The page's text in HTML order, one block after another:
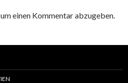
um einen Kommentar abzugeben.